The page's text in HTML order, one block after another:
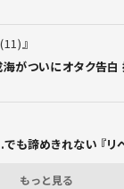
海がついにオタク告
も諦めきれない 『リ
もっと見る